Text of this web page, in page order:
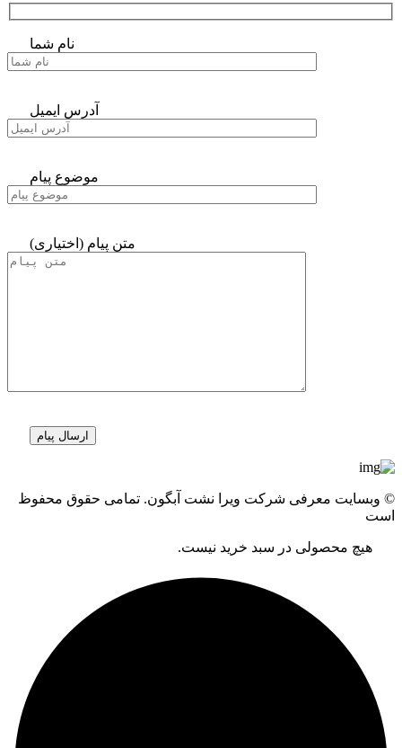
نام شما
آدرس ایمیل
موضوع پیام
متن پیام (اختیاری)
© وبسایت معرفی شرکت ویرا نشت آبگون. تمامی حقوق محفوظ
است
هیچ محصولی در سبد خرید نیست.